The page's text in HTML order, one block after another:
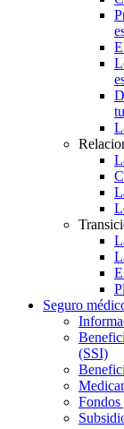
Seguro
(SSI)
Fondos